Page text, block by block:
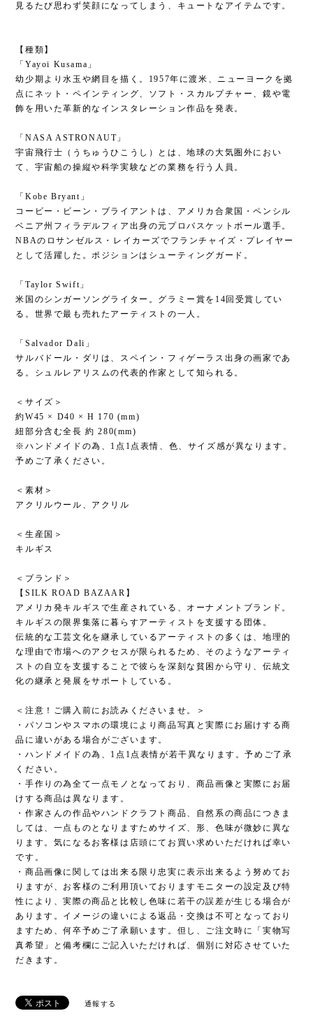
見るたび思わず笑顔になってしまう、キュートなアイテムです。
【種類】
「Yayoi Kusama」
幼少期より水玉や網目を描く。1957年に渡米、ニューヨークを拠
点にネット・ペインティング、ソフト・スカルプチャー、鏡や電
飾を用いた革新的なインスタレーション作品を発表。
「NASA ASTRONAUT」
宇宙飛行士（うちゅうひこうし）とは、地球の大気圏外におい
て、宇宙船の操縦や科学実験などの業務を行う人員。
「Kobe Bryant」
コービー・ビーン・ブライアントは、アメリカ合衆国・ペンシル
ベニア州フィラデルフィア出身の元プロバスケットボール選手。
NBAのロサンゼルス・レイカーズでフランチャイズ・プレイヤー
として活躍した。ポジションはシューティングガード。
「Taylor Swift」
米国のシンガーソングライター。グラミー賞を14回受賞してい
る。世界で最も売れたアーティストの一人。
「Salvador Dali」
サルバドール・ダリは、スペイン・フィゲーラス出身の画家であ
る。シュルレアリスムの代表的作家として知られる。
＜サイズ＞
約W45 × D40 × H 170 (mm)
紐部分含む全長 約 280(mm)
※ハンドメイドの為、1点1点表情、色、サイズ感が異なります。
予めご了承ください。
＜素材＞
アクリルウール、アクリル
＜生産国＞
キルギス
＜ブランド＞
【SILK ROAD BAZAAR】
アメリカ発キルギスで生産されている、オーナメントブランド。
キルギスの限界集落に暮らすアーティストを支援する団体。
伝統的な工芸文化を継承しているアーティストの多くは、地理的
な理由で市場へのアクセスが限られるため、そのようなアーティ
ストの自立を支援することで彼らを深刻な貧困から守り、伝統文
化の継承と発展をサポートしている。
＜注意！ご購入前にお読みくださいませ。＞
・パソコンやスマホの環境により商品写真と実際にお届けする商
品に違いがある場合がございます。
・ハンドメイドの為、1点1点表情が若干異なります。予めご了承
ください。
・手作りの為全て一点モノとなっており、商品画像と実際にお届
けする商品は異なります。
・作家さんの作品やハンドクラフト商品、自然系の商品につきま
しては、一点ものとなりますためサイズ、形、色味が微妙に異な
ります。気になるお客様は店頭にてお買い求めいただければ幸い
です。
・商品画像に関しては出来る限り忠実に表示出来るよう努めてお
りますが、お客様のご利用頂いておりますモニターの設定及び特
性により、実際の商品と比較し色味に若干の誤差が生じる場合が
あります。イメージの違いによる返品・交換は不可となっており
ますため、何卒予めご了承願います。但し、ご注文時に「実物写
真希望」と備考欄にご記入いただければ、個別に対応させていた
だきます。
通報する